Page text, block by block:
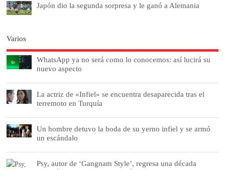
Japón dio la segunda sorpresa y le ganó a Alemania
Varios
WhatsApp ya no será como lo conocemos: así lucirá su
nuevo aspecto
La actriz de «Infiel» se encuentra desaparecida tras el
terremoto en Turquía
Un hombre detuvo la boda de su yerno infiel y se armó
un escándalo
Psy, autor de ‘Gangnam Style’, regresa una década